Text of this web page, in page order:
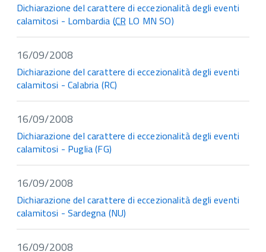
Dichiarazione del carattere di eccezionalità degli eventi
calamitosi - Lombardia (CR LO MN SO)
16/09/2008
Dichiarazione del carattere di eccezionalità degli eventi
calamitosi - Calabria (RC)
16/09/2008
Dichiarazione del carattere di eccezionalità degli eventi
calamitosi - Puglia (FG)
16/09/2008
Dichiarazione del carattere di eccezionalità degli eventi
calamitosi - Sardegna (NU)
16/09/2008